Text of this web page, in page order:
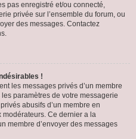
pas enregistré et/ou connecté,
privée sur l’ensemble du forum, ou
des messages. Contactez
!
les messages privés d’un membre
paramètres de votre messagerie
abusifs d’un membre en
Ce dernier a la
membre d’envoyer des messages